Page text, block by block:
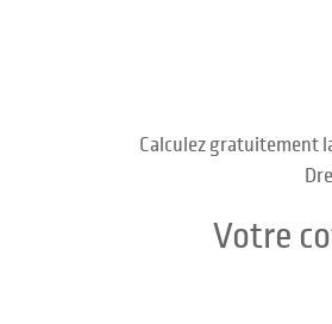
Calculez gratuitement
Votre